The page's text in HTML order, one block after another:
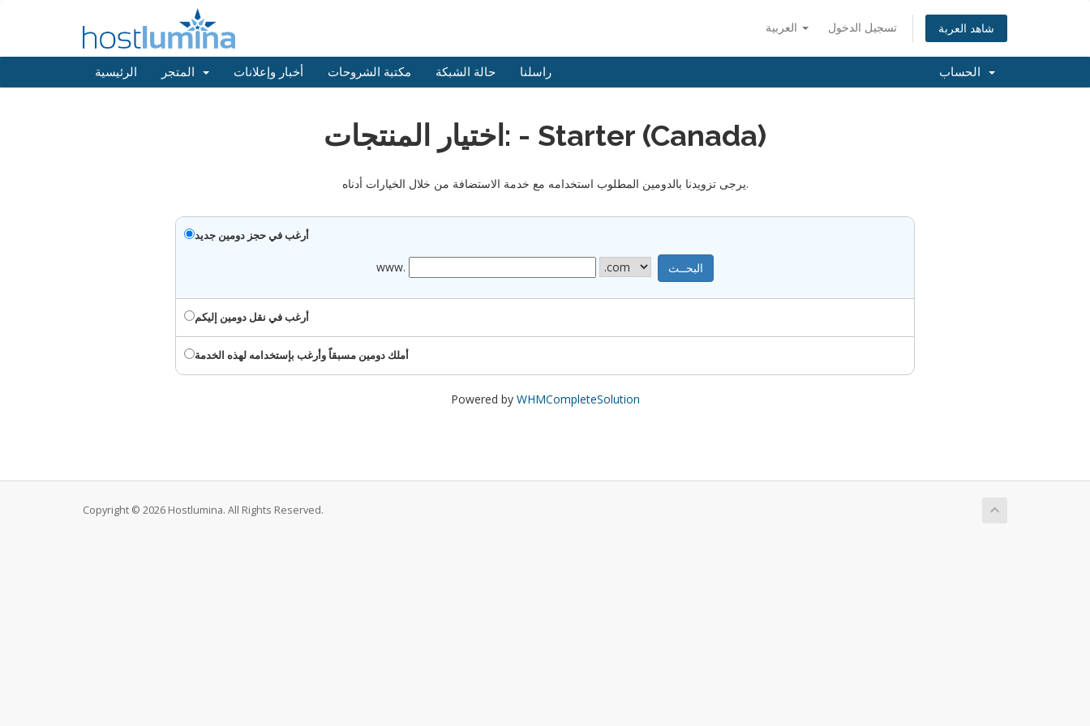
تسجيل الدخول شاهد العربة
الرئيسية أخبار وإعلانات مكتبة الشروحات حالة الشبكة راسلنا
اختيار المنتجات: - Starter (Canada)
يرجى تزويدنا بالدومين المطلوب استخدامه مع خدمة الاستضافة من خلال الخيارات أدناه.
أرغب في حجز دومين جديد
www.
أرغب في نقل دومين إليكم
أملك دومين مسبقاً وأرغب بإستخدامه لهذه الخدمة
Powered by WHMCompleteSolution
Copyright © 2026 Hostlumina. All Rights Reserved.